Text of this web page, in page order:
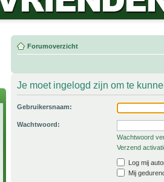
Forumoverzicht
Je moet ingelogd zijn om te
Gebruikersnaam:
Wachtwoord:
Wachtwoord
Verzend
Log mij
Mij